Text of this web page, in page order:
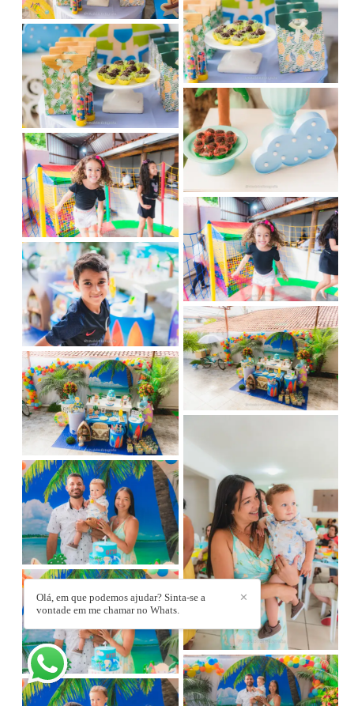
✕
Olá, em que podemos ajudar? Sinta-se a
vontade em me chamar no Whats.